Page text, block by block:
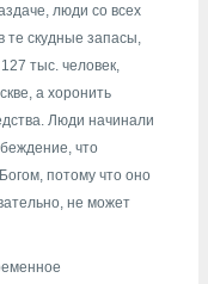
люди со всех
те скудные запасы,
тыс. человек,
а хоронить
Люди начинали
что
потому что оно
не может